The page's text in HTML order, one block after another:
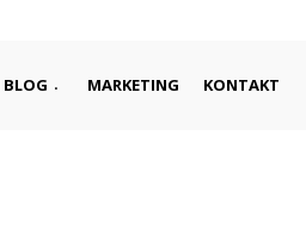
BLOG MARKETING KONTAKT